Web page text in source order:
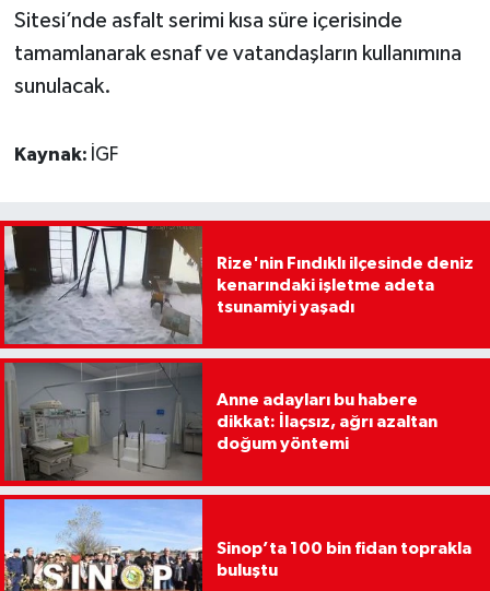
Sitesi’nde asfalt serimi kısa süre içerisinde
tamamlanarak esnaf ve vatandaşların kullanımına
sunulacak.
Kaynak: İGF
Rize'nin Fındıklı ilçesinde deniz
kenarındaki işletme adeta
tsunamiyi yaşadı
Anne adayları bu habere
dikkat: İlaçsız, ağrı azaltan
doğum yöntemi
Sinop’ta 100 bin fidan toprakla
buluştu